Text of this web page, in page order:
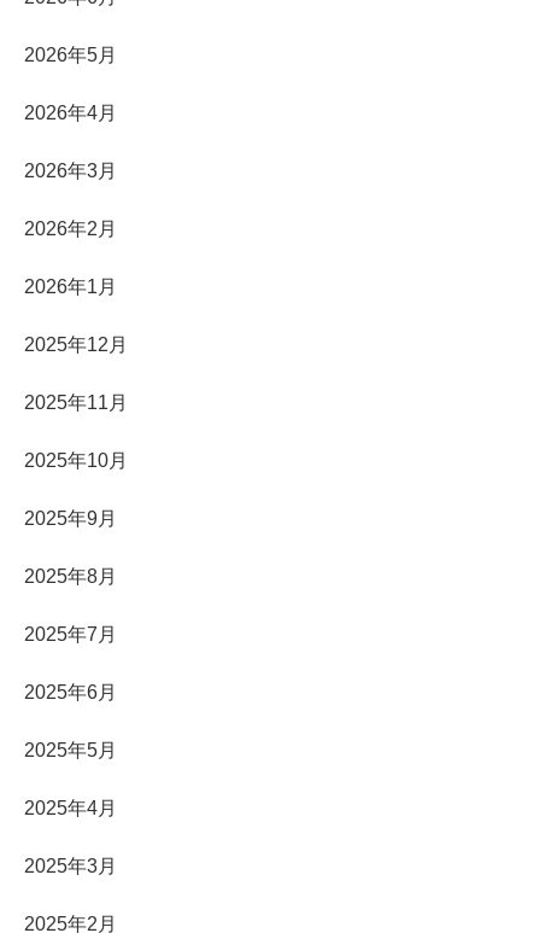
2026年5月
2026年4月
2026年3月
2026年2月
2026年1月
2025年12月
2025年11月
2025年10月
2025年9月
2025年8月
2025年7月
2025年6月
2025年5月
2025年4月
2025年3月
2025年2月